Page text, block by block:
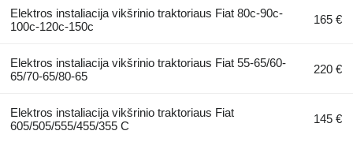
Elektros instaliacija vikšrinio traktoriaus Fiat 80c-90c-
100c-120c-150c
165 €
Elektros instaliacija vikšrinio traktoriaus Fiat 55-65/60-
65/70-65/80-65
220 €
Elektros instaliacija vikšrinio traktoriaus Fiat
605/505/555/455/355 C
145 €